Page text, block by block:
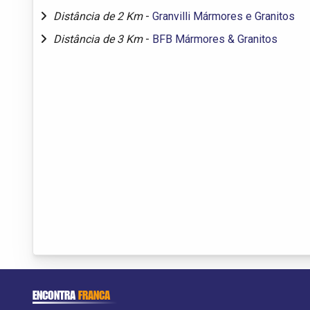
Distância de 2 Km - Granvilli Mármores e Granitos
Distância de 3 Km - BFB Mármores & Granitos
ENCONTRAFRANCA